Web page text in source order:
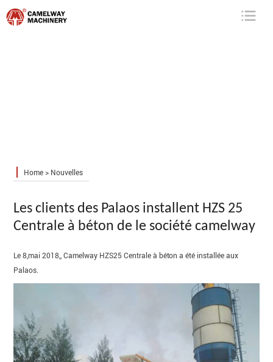
Home> Nouvelles
Les clients des Palaos installent HZS 25
Centrale à béton de le société camelway
Le 8,mai 2018,, Camelway HZS25 Centrale à béton a été installée aux
Palaos.